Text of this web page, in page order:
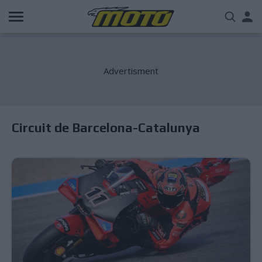
Παράκαμψη
προς
Circuit de Barcelona-Catalunya